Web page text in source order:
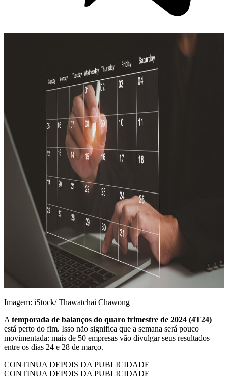
Imagem: iStock/ Thawatchai Chawong
A temporada de balanços do quaro trimestre de 2024 (4T24)
está perto do fim. Isso não significa que a semana será pouco
movimentada: mais de 50 empresas vão divulgar seus resultados
entre os dias 24 e 28 de março.
CONTINUA DEPOIS DA PUBLICIDADE
CONTINUA DEPOIS DA PUBLICIDADE